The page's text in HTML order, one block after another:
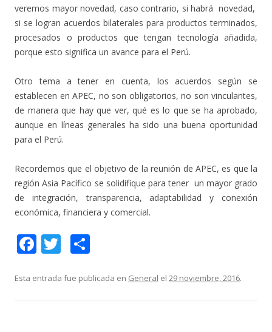
veremos mayor novedad, caso contrario, si habrá novedad,
si se logran acuerdos bilaterales para productos terminados,
procesados o productos que tengan tecnología añadida,
porque esto significa un avance para el Perú.
Otro tema a tener en cuenta, los acuerdos según se
establecen en APEC, no son obligatorios, no son vinculantes,
de manera que hay que ver, qué es lo que se ha aprobado,
aunque en líneas generales ha sido una buena oportunidad
para el Perú.
Recordemos que el objetivo de la reunión de APEC, es que la
región Asia Pacífico se solidifique para tener un mayor grado
de integración, transparencia, adaptabilidad y conexión
económica, financiera y comercial.
F
e
T
itt m
Esta entrada fue publicada en General el 29 noviembre, 2016.